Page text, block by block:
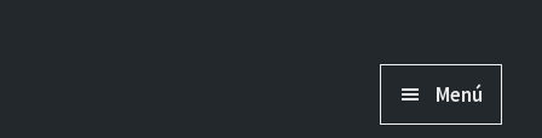
Menú